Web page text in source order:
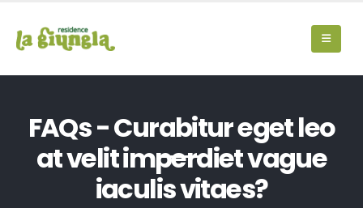
FAQs - Curabitur eget leo
at velit imperdiet vague
iaculis vitaes?